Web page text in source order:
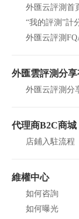
外匯云評測首
“我的評測”計
外匯云評測
外匯雲評測分
外匯云評測分
代理商B2C商城
店鋪入駐流程
維權中心
如何咨詢
如何曝光